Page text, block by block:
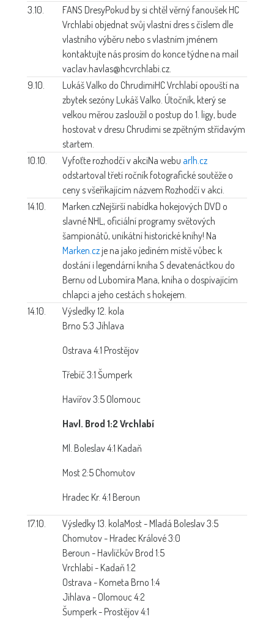
3.10.
FANS DresyPokud by si chtěl věrný fanoušek HC
Vrchlabí objednat svůj vlastní dres s číslem dle
vlastního výběru nebo s vlastním jménem
kontaktujte nás prosím do konce týdne na mail
vaclav.havlas@hcvrchlabi.cz.
9.10.
Lukáš Valko do ChrudimiHC Vrchlabí opouští na
zbytek sezóny Lukáš Valko. Útočník, který se
velkou měrou zasloužil o postup do 1. ligy, bude
hostovat v dresu Chrudimi se zpětným střídavým
startem.
10.10.
Vyfoťte rozhodčí v akciNa webu arlh.cz
odstartoval třetí ročník fotografické soutěže o
ceny s všeříkajícím názvem Rozhodčí v akci.
14.10.
Marken.czNejširší nabídka hokejových DVD o
slavné NHL, oficiální programy světových
šampionátů, unikátní historické knihy! Na
Marken.cz je na jako jediném místě vůbec k
dostání i legendární kniha S devatenáctkou do
Bernu od Lubomíra Mana, kniha o dospívajícím
chlapci a jeho cestách s hokejem.
14.10.
Výsledky 12. kola
Brno 5:3 Jihlava
Ostrava 4:1 Prostějov
Třebíč 3:1 Šumperk
Havířov 3:5 Olomouc
Havl. Brod 1:2 Vrchlabí
Ml. Boleslav 4:1 Kadaň
Most 2:5 Chomutov
Hradec Kr. 4:1 Beroun
17.10. Výsledky 13. kolaMost - Mladá Boleslav 3:5
Chomutov - Hradec Králové 3:0
Beroun - Havlíčkův Brod 1:5
Vrchlabí - Kadaň 1:2
Ostrava - Kometa Brno 1:4
Jihlava - Olomouc 4:2
Šumperk - Prostějov 4:1